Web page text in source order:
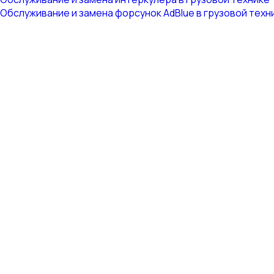
Обслуживание и замена форсунок AdBlue в грузовой